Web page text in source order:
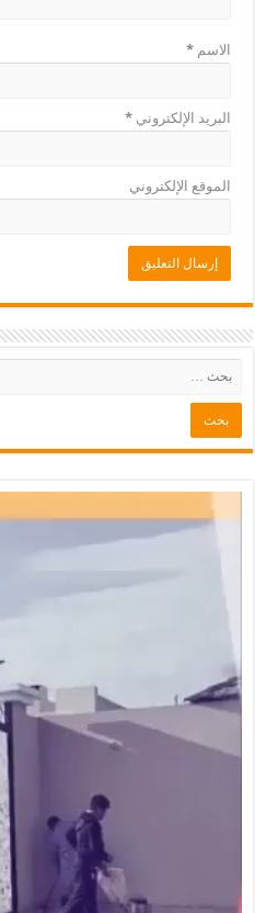
الاسم*
البريد الإلكتروني*
الموقع الإلكتروني